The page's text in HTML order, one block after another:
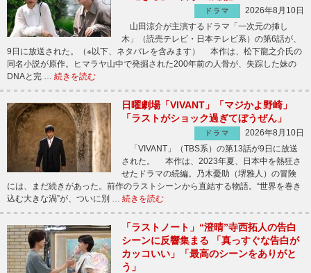
ドラマ
2026年8月10日
山田涼介が主演するドラマ「一次元の挿し
木」（読売テレビ・日本テレビ系）の第6話が、
9日に放送された。（※以下、ネタバレを含みます） 本作は、松下龍之介氏の
同名小説が原作。ヒマラヤ山中で発掘された200年前の人骨が、失踪した妹の
DNAと完 … 続きを読む
日曜劇場「VIVANT」「マジかよ野崎」
「ラストがショック過ぎてぼうぜん」
ドラマ
2026年8月10日
「VIVANT」（TBS系）の第13話が9日に放送
された。 本作は、2023年夏、日本中を熱狂さ
せたドラマの続編。乃木憂助（堺雅人）の冒険
には、まだ続きがあった。前作のラストシーンから直結する物語。“世界を巻き
込む大きな渦”が、ついに別 … 続きを読む
「ラストノート」“澄晴”寺西拓人の告白
シーンに反響集まる 「真っすぐな告白が
カッコいい」「最高のシーンをありがと
う」